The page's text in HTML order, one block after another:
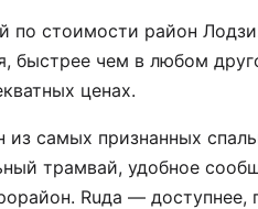
по стоимости район
быстрее чем в любом
ценах.
самых признанных
трамвай, удобное
Ruда —